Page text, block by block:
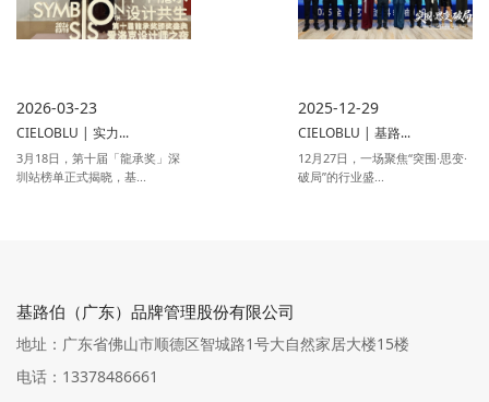
2026-03-23
CIELOBLU | 实力...
3月18日，第十届「龍承奖」深
圳站榜单正式揭晓，基...
2025-12-29
CIELOBLU | 基路...
12月27日，一场聚焦“突围·思变·
破局”的行业盛...
基路伯（广东）品牌管理股份有限公司
地址：广东省佛山市顺德区智城路1号大自然家居大楼15楼
电话：13378486661